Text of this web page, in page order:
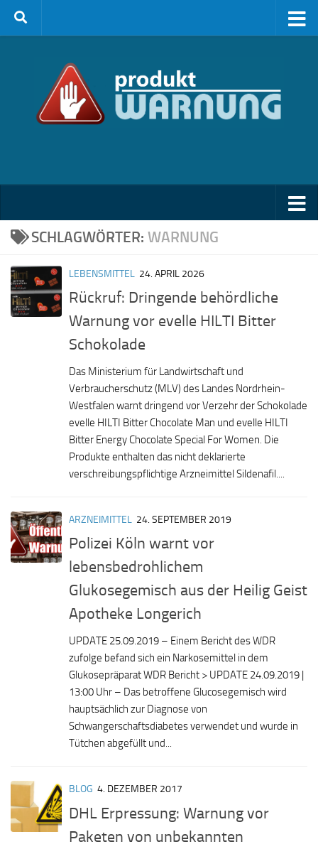
Zum Inhalt springen
SCHLAGWÖRTER: WARNUNG
LEBENSMITTEL 24. APRIL 2026
Rückruf: Dringende behördliche
Warnung vor evelle HILTI Bitter
Schokolade
Das Ministerium für Landwirtschaft und
Verbraucherschutz (MLV) des Landes Nordrhein-
Westfalen warnt dringend vor Verzehr der Schokolade
evelle HILTI Bitter Chocolate Man und evelle HILTI
Bitter Energy Chocolate Special For Women. Die
Produkte enthalten das nicht deklarierte
verschreibungspflichtige Arzneimittel Sildenafil....
ARZNEIMITTEL 24. SEPTEMBER 2019
Polizei Köln warnt vor
lebensbedrohlichem
Glukosegemisch aus der Heilig Geist
Apotheke Longerich
UPDATE 25.09.2019 – Einem Bericht des WDR
zufolge befand sich ein Narkosemittel in dem
Glukosepräparat WDR Bericht > UPDATE 24.09.2019 |
13:00 Uhr – Das betroffene Glucosegemisch wird
hauptsächlich zur Diagnose von
Schwangerschaftsdiabetes verwendet und wurde in
Tütchen abgefüllt und...
BLOG 4. DEZEMBER 2017
DHL Erpressung: Warnung vor
Paketen von unbekannten